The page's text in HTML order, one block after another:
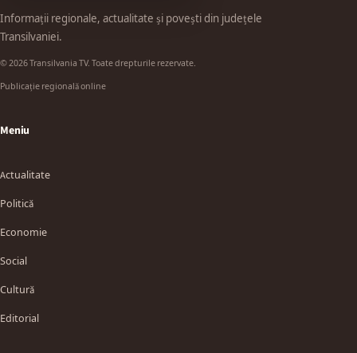
Informații regionale, actualitate și povești din județele
Transilvaniei.
© 2026 Transilvania TV. Toate drepturile rezervate.
Publicație regională online
Meniu
Actualitate
Politică
Economie
Social
Cultură
Editorial